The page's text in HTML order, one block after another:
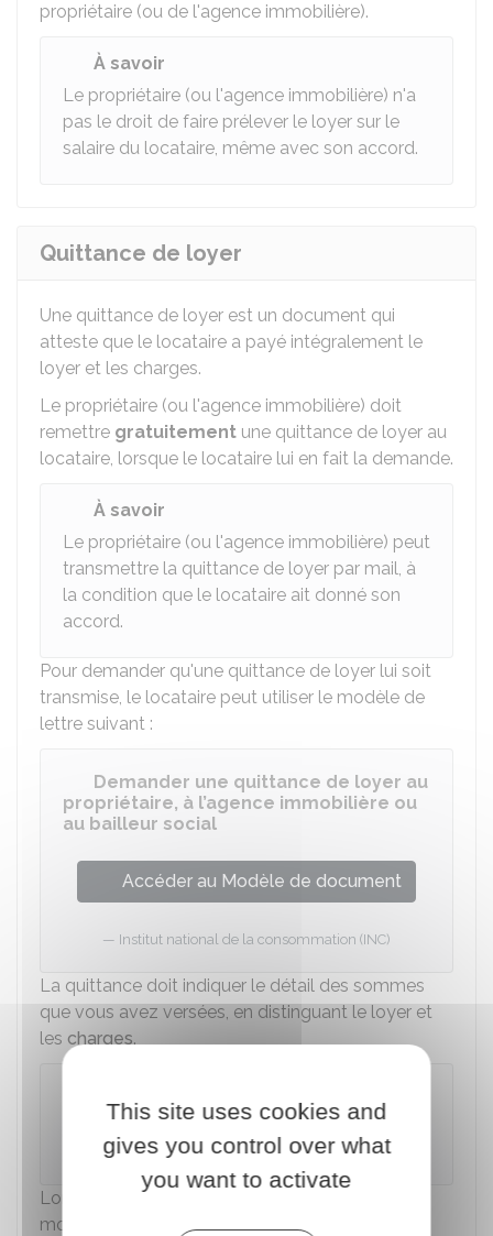
propriétaire (ou de l'agence immobilière).
À savoir
Le propriétaire (ou l'agence immobilière) n'a
pas le droit de faire prélever le loyer sur le
salaire du locataire, même avec son accord.
Quittance de loyer
Une quittance de loyer est un document qui
atteste que le locataire a payé intégralement le
loyer et les charges.
Le propriétaire (ou l'agence immobilière) doit
remettre gratuitement une quittance de loyer au
locataire, lorsque le locataire lui en fait la demande.
À savoir
Le propriétaire (ou l'agence immobilière) peut
transmettre la quittance de loyer par mail, à
la condition que le locataire ait donné son
accord.
Pour demander qu'une quittance de loyer lui soit
transmise, le locataire peut utiliser le modèle de
lettre suivant :
Demander une quittance de loyer au
propriétaire, à l’agence immobilière ou
au bailleur social
Accéder au Modèle de document
Institut national de la consommation (INC)
La quittance doit indiquer le détail des sommes
que vous avez versées, en distinguant le loyer et
les charges.
Il est possible de consulter unmodèle de
quittance de loyer.
Lorsque le locataire ne paie qu'une partie du
montant du loyer, le propriétaire (ou l'agence
This site uses cookies and
gives you control over what
you want to activate